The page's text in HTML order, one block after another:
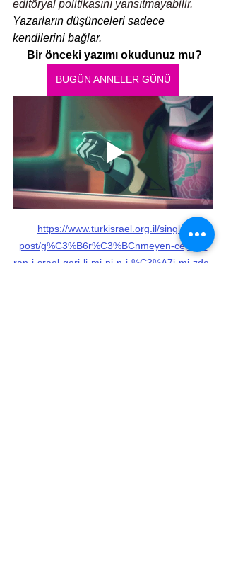
editöryal politikasını yansıtmayabilir.
Yazarların düşünceleri sadece
kendilerini bağlar.
Bir önceki yazımı okudunuz mu?
BUGÜN ANNELER GÜNÜ
https://www.turkisrael.org.il/single-
post/g%C3%B6r%C3%BCnmeyen-cephei-
ran-i-srael-geri-li-mi-ni-n-i-%C3%A7i-mi-zde-